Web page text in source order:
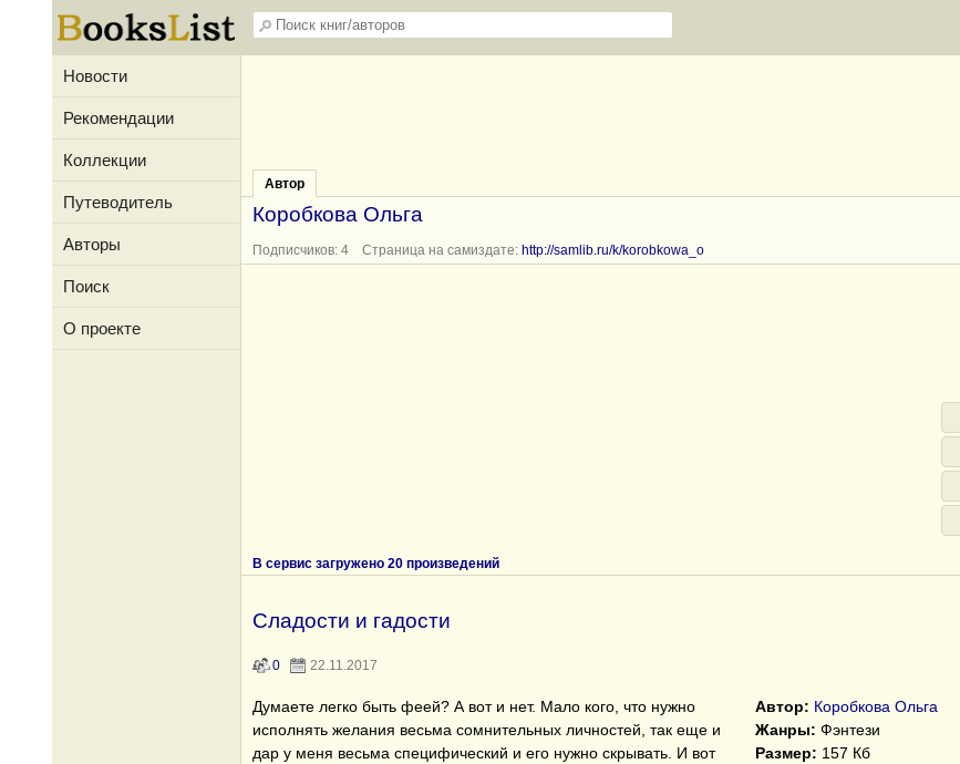
Новости
Рекомендации
Коллекции
Путеводитель
Авторы
Поиск
О проекте
Автор
Коробкова Ольга
Подписчиков: 4 Страница на самиздате: http://samlib.ru/k/korobkowa_o
В сервис загружено 20 произведений
Сладости и гадости
0 22.11.2017
Думаете легко быть феей? А вот и нет. Мало кого, что нужно
исполнять желания весьма сомнительных личностей, так еще и
дар у меня весьма специфический и его нужно скрывать. И вот
Автор: Коробкова Ольга
Жанры: Фэнтези
Размер: 157 Кб